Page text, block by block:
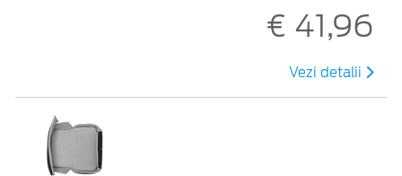
€ 41,96
Vezi detalii